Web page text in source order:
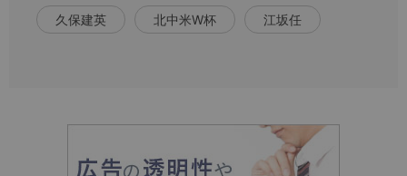
久保建英 北中米W杯 江坂任